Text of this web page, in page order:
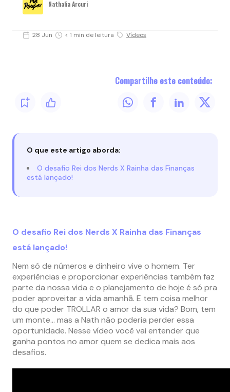
Nathalia Arcuri
28 Jun < 1 min de leitura Vídeos
Compartilhe este conteúdo:
O que este artigo aborda:
O desafio Rei dos Nerds X Rainha das Finanças
está lançado!
O desafio Rei dos Nerds X Rainha das Finanças
está lançado!
Nem só de números e dinheiro vive o homem. Ter
experiências e proporcionar experiências também faz
parte da nossa vida e o planejamento de hoje é só pra
poder aproveitar a vida amanhã. E tem coisa melhor
do que poder TROLLAR o amor da sua vida? Bom, tem
um monte… mas a Nath não poderia perder essa
oportunidade. Nesse vídeo você vai entender que
ganha pontos no amor quem se dedica mais aos
desafios.